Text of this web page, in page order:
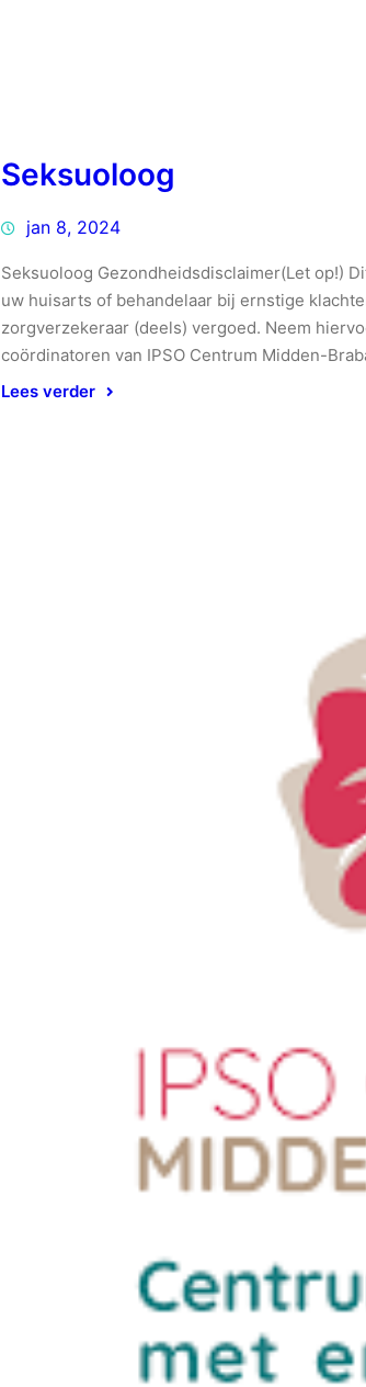
Seksuoloog
jan 8, 2024
Seksuoloog Gezondheidsdisclaimer(Let op!)
uw huisarts of behandelaar bij ernstige
zorgverzekeraar (deels) vergoed. Neem
coördinatoren van IPSO Centrum Midden-
Lees verder